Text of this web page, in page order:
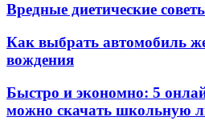
Вредные диетические
Как выбрать автомобиль
вождения
Быстро и экономно: 5
можно скачать школьную